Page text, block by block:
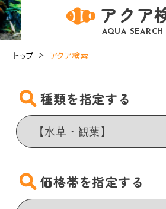
アクア
AQUA SEARCH
トップ アクア検索
種類を指定する
価格帯を指定する